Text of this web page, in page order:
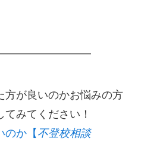
方が良いのかお悩みの方
みてください！
のか【 不登校相談